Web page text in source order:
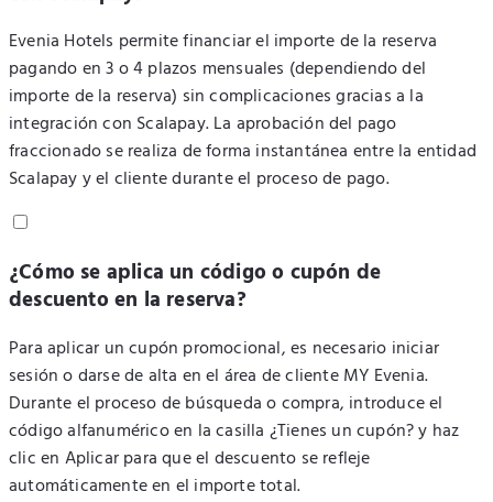
Evenia Hotels permite financiar el importe de la reserva
pagando en 3 o 4 plazos mensuales (dependiendo del
importe de la reserva) sin complicaciones gracias a la
integración con Scalapay. La aprobación del pago
fraccionado se realiza de forma instantánea entre la entidad
Scalapay y el cliente durante el proceso de pago.
¿Cómo se aplica un código o cupón de
descuento en la reserva?
Para aplicar un cupón promocional, es necesario iniciar
sesión o darse de alta en el área de cliente MY Evenia.
Durante el proceso de búsqueda o compra, introduce el
código alfanumérico en la casilla ¿Tienes un cupón? y haz
clic en Aplicar para que el descuento se refleje
automáticamente en el importe total.